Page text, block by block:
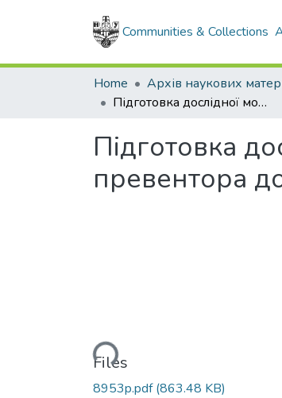
Communities & Collections
Home
Підготовка дослідної моделі ущільнювача універсального превентора до лабораторних випробувань
Підготовка
превентора
Loading...
Files
8953p.pdf(863.48 KB)